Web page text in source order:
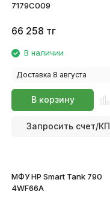
7179C009
66 258 тг
В наличии
Доставка 8 августа
В корзину
Запросить счет/КП
МФУ HP Smart Tank 790
4WF66A